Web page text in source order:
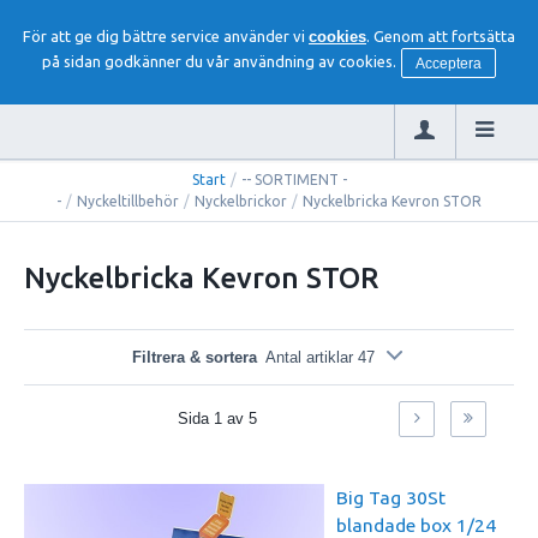
För att ge dig bättre service använder vi cookies. Genom att fortsätta
på sidan godkänner du vår användning av cookies.
Acceptera
Start / -- SORTIMENT -
- / Nyckeltillbehör / Nyckelbrickor / Nyckelbricka Kevron STOR
Nyckelbricka Kevron STOR
Filtrera & sortera Antal artiklar 47
Sida 1 av 5
Big Tag 30St
blandade box 1/24